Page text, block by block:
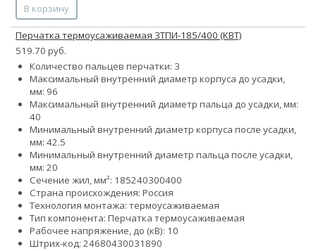
В корзину
Перчатка термоусаживаемая 3ТПИ-185/400 (КВТ)
519.70 руб.
Количество пальцев перчатки: 3
Максимальный внутренний диаметр корпуса до усадки,
мм: 96
Максимальный внутренний диаметр пальца до усадки, мм:
40
Минимальный внутренний диаметр корпуса после усадки,
мм: 42.5
Минимальный внутренний диаметр пальца после усадки,
мм: 20
Сечение жил, мм²: 185240300400
Страна происхождения: Россия
Технология монтажа: термоусаживаемая
Тип компонента: Перчатка термоусаживаемая
Рабочее напряжение, до (кВ): 10
Штрих-код: 24680430031890